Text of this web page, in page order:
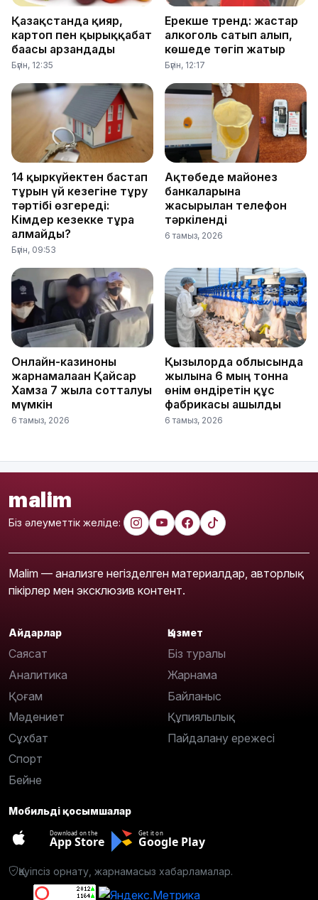
Қазақстанда қияр,
картоп пен қырыққабат
бағасы арзандады
Бүгін, 12:35
Ерекше тренд: жастар
алкоголь сатып алып,
көшеде төгіп жатыр
Бүгін, 12:17
14 қыркүйектен бастап
тұрғын үй кезегіне тұру
тәртібі өзгереді:
Кімдер кезекке тұра
алмайды?
Бүгін, 09:53
Ақтөбеде майонез
банкаларына
жасырылған телефон
тәркіленді
6 тамыз, 2026
Онлайн-казиноны
жарнамалаған Қайсар
Хамза 7 жылға сотталуы
мүмкін
6 тамыз, 2026
Қызылорда облысында
жылына 6 мың тонна
өнім өндіретін құс
фабрикасы ашылды
6 тамыз, 2026
malim
Біз әлеуметтік желіде:
Malim — анализге негізделген материалдар, авторлық
пікірлер мен эксклюзив контент.
Айдарлар
Саясат
Аналитика
Қоғам
Мәдениет
Сұхбат
Спорт
Бейне
Қызмет
Біз туралы
Жарнама
Байланыс
Құпиялылық
Пайдалану ережесі
Мобильді қосымшалар
Download on the
App Store
Get it on
Google Play
Қауіпсіз орнату, жарнамасыз хабарламалар.